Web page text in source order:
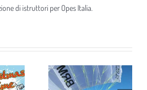
di istruttori per Opes Italia.